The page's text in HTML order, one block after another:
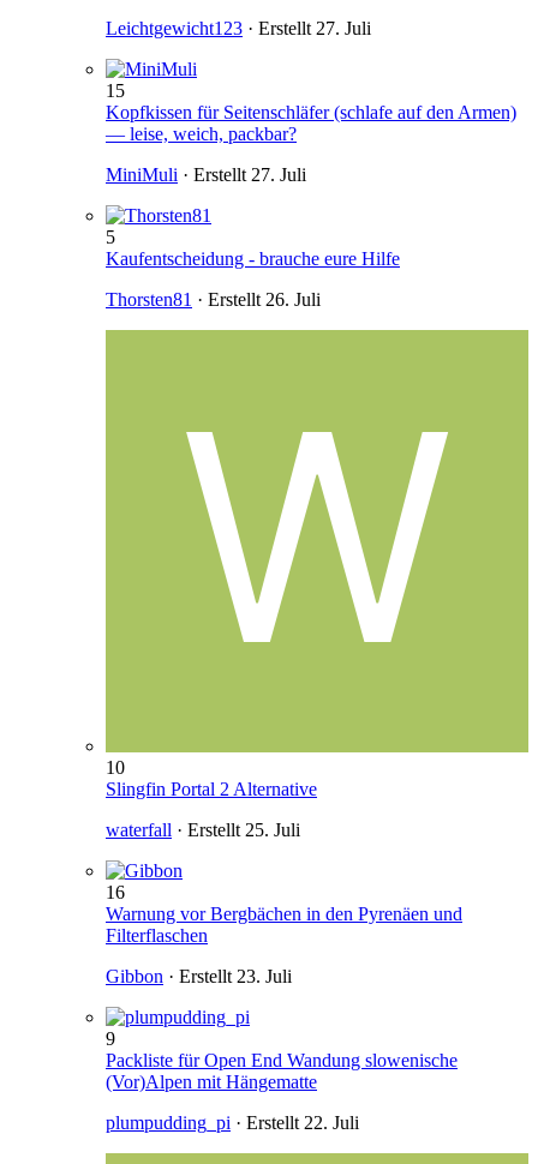
Leichtgewicht123 · Erstellt27. Juli
15
Kopfkissen für Seitenschläfer (schlafe auf den Armen)
— leise, weich, packbar?
MiniMuli · Erstellt27. Juli
5
Kaufentscheidung - brauche eure Hilfe
Thorsten81 · Erstellt26. Juli
10
Slingfin Portal 2 Alternative
waterfall · Erstellt25. Juli
16
Warnung vor Bergbächen in den Pyrenäen und
Filterflaschen
Gibbon · Erstellt23. Juli
9
Packliste für Open End Wandung slowenische
(Vor)Alpen mit Hängematte
plumpudding_pi · Erstellt22. Juli